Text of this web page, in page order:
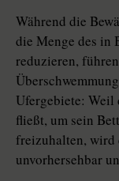
Während die
die Menge des in
reduzieren,
Ufergebiete: Weil
fließt, um sein
freizuhalten, wird
unvorhersehbar